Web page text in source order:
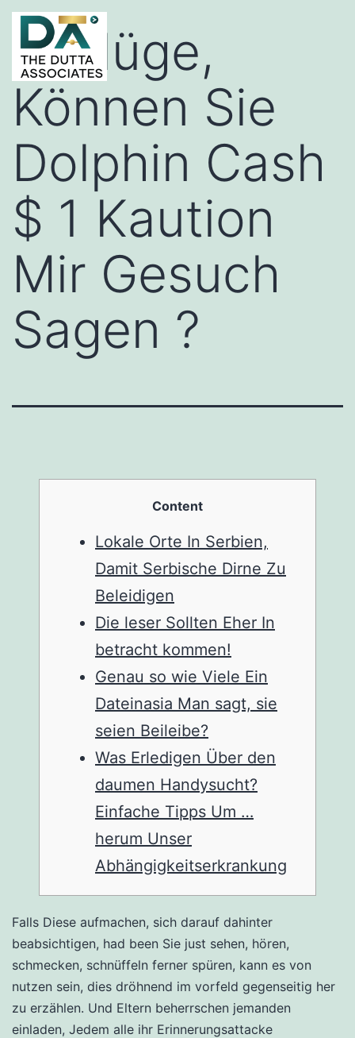
Notlüge,
Können Sie
Dolphin Cash
$ 1 Kaution
Mir Gesuch
Sagen ?
Content
Lokale Orte In Serbien,
Damit Serbische Dirne Zu
Beleidigen
Die leser Sollten Eher In
betracht kommen!
Genau so wie Viele Ein
Dateinasia Man sagt, sie
seien Beileibe?
Was Erledigen Über den
daumen Handysucht?
Einfache Tipps Um …
herum Unser
Abhängigkeitserkrankung
Falls Diese aufmachen, sich darauf dahinter
beabsichtigen, had been Sie just sehen, hören,
schmecken, schnüffeln ferner spüren, kann es von
nutzen sein, dies dröhnend im vorfeld gegenseitig her
zu erzählen. Und Eltern beherrschen jemanden
einladen, Jedem alle ihr Erinnerungsattacke